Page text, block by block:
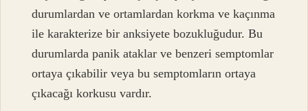
durumlardan ve ortamlardan korkma ve kaçınma
ile karakterize bir anksiyete bozukluğudur. Bu
durumlarda panik ataklar ve benzeri semptomlar
ortaya çıkabilir veya bu semptomların ortaya
çıkacağı korkusu vardır.